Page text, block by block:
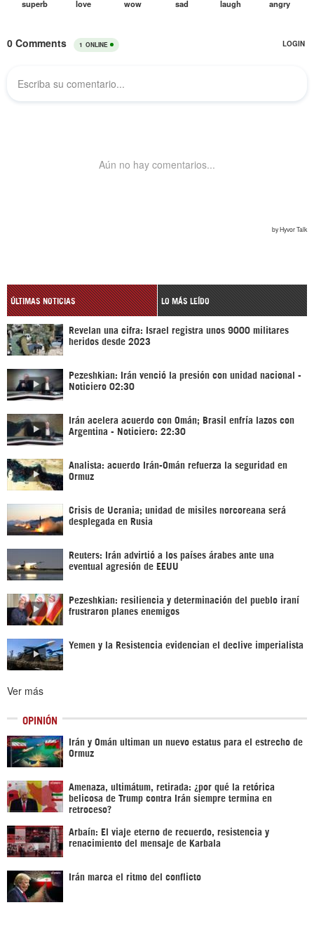
ÚLTIMAS NOTICIAS LO MÁS LEÍDO
Revelan una cifra: Israel registra unos 9000 militares
heridos desde 2023
Pezeshkian: Irán venció la presión con unidad nacional -
Noticiero 02:30
Irán acelera acuerdo con Omán; Brasil enfría lazos con
Argentina - Noticiero: 22:30
Analista: acuerdo Irán-Omán refuerza la seguridad en
Ormuz
Crisis de Ucrania; unidad de misiles norcoreana será
desplegada en Rusia
Reuters: Irán advirtió a los países árabes ante una
eventual agresión de EEUU
Pezeshkian: resiliencia y determinación del pueblo iraní
frustraron planes enemigos
Yemen y la Resistencia evidencian el declive imperialista
Ver más
OPINIÓN
Irán y Omán ultiman un nuevo estatus para el estrecho de
Ormuz
Amenaza, ultimátum, retirada: ¿por qué la retórica
belicosa de Trump contra Irán siempre termina en
retroceso?
Arbaín: El viaje eterno de recuerdo, resistencia y
renacimiento del mensaje de Karbala
Irán marca el ritmo del conflicto